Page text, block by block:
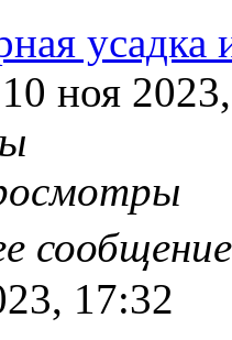
усадка
10 ноя
17:32